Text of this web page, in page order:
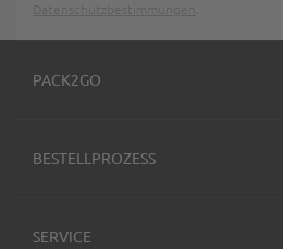
PACK2GO
BESTELLPROZESS
SERVICE